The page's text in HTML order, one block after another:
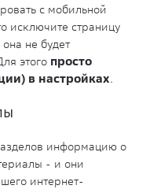
с мобильной
исключите страницу
не будет
этого просто
в настройках.
информацию о
- и они
интернет-